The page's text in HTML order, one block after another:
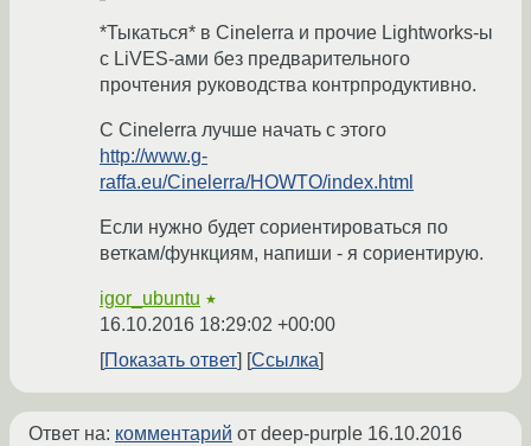
*Тыкаться* в Cinelerra и прочие Lightworks-ы
с LiVES-ами без предварительного
прочтения руководства контрпродуктивно.
C Cinelerra лучше начать с этого
http://www.g-
raffa.eu/Cinelerra/HOWTO/index.html
Если нужно будет сориентироваться по
веткам/функциям, напиши - я сориентирую.
igor_ubuntu ★
16.10.2016 18:29:02 +00:00
Показать ответ
Ссылка
Ответ на: комментарий от deep-purple 16.10.2016